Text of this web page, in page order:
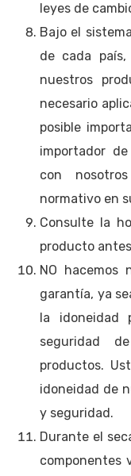
leyes de
Bajo el
de cada
nuestros
necesario
posible
importador
con
normativo en
Consulte la
producto
NO hacemos
garantía, ya
la idoneidad
seguridad
productos.
idoneidad de
y seguridad.
Durante el
componentes